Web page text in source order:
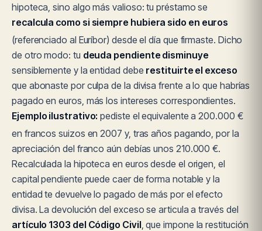
hipoteca, sino algo más valioso: tu préstamo se
recalcula como si siempre hubiera sido en euros
(referenciado al Euríbor) desde el día que firmaste. Dicho
de otro modo: tu deuda pendiente disminuye
sensiblemente y la entidad debe restituirte el exceso
que abonaste por culpa de la divisa frente a lo que habrías
pagado en euros, más los intereses correspondientes.
Ejemplo ilustrativo: pediste el equivalente a 200.000 €
en francos suizos en 2007 y, tras años pagando, por la
apreciación del franco aún debías unos 210.000 €.
Recalculada la hipoteca en euros desde el origen, el
capital pendiente puede caer de forma notable y la
entidad te devuelve lo pagado de más por el efecto
divisa. La devolución del exceso se articula a través del
artículo 1303 del Código Civil, que impone la restitución